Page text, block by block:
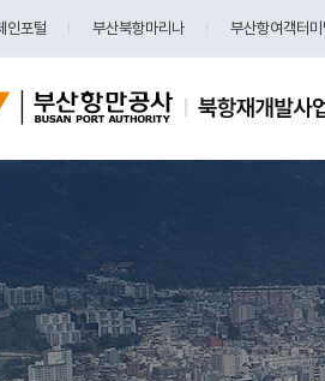
인포털 부산북항마리나 부산항여객터미